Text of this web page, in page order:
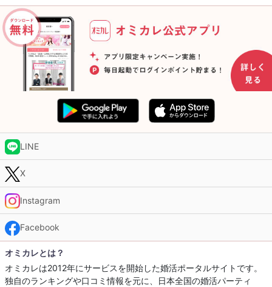
LINE
X
Instagram
Facebook
オミカレとは？
オミカレは2012年にサービスを開始した婚活ポータルサイトです。
独自のランキングや口コミ情報を元に、日本全国の婚活パーティ